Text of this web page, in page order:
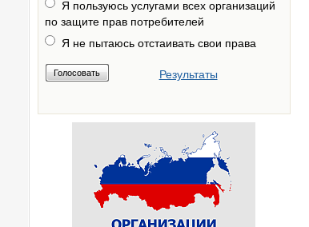
Я пользуюсь услугами всех организаций
по защите прав потребителей
Я не пытаюсь отстаивать свои права
Результаты